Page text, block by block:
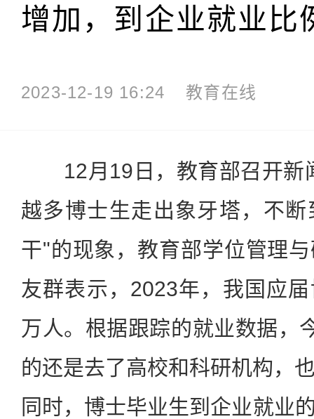
增加，到企业就业比
2023-12-19 16:24 教育在线
12月19日，教育部召开新
越多博士生走出象牙塔，不
干"的现象，教育部学位管理
友群表示，2023年，我国应
万人。根据跟踪的就业数据，
的还是去了高校和科研机构，
同时，博士毕业生到企业就业